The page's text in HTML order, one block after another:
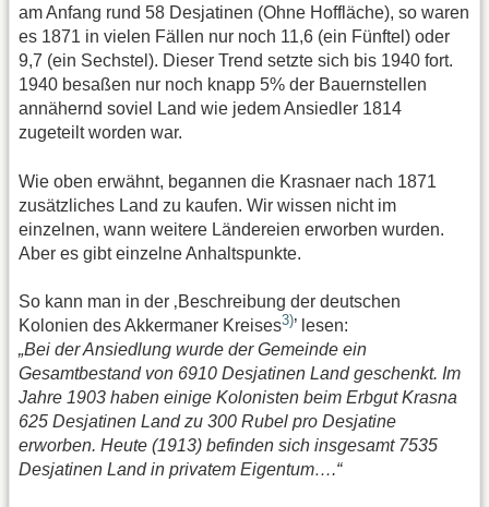
am Anfang rund 58 Desjatinen (Ohne Hoffläche), so waren
es 1871 in vielen Fällen nur noch 11,6 (ein Fünftel) oder
9,7 (ein Sechstel). Dieser Trend setzte sich bis 1940 fort.
1940 besaßen nur noch knapp 5% der Bauernstellen
annähernd soviel Land wie jedem Ansiedler 1814
zugeteilt worden war.
Wie oben erwähnt, begannen die Krasnaer nach 1871
zusätzliches Land zu kaufen. Wir wissen nicht im
einzelnen, wann weitere Ländereien erworben wurden.
Aber es gibt einzelne Anhaltspunkte.
So kann man in der ‚Beschreibung der deutschen
Kolonien des Akkermaner Kreises3)’ lesen:
„Bei der Ansiedlung wurde der Gemeinde ein
Gesamtbestand von 6910 Desjatinen Land geschenkt. Im
Jahre 1903 haben einige Kolonisten beim Erbgut Krasna
625 Desjatinen Land zu 300 Rubel pro Desjatine
erworben. Heute (1913) befinden sich insgesamt 7535
Desjatinen Land in privatem Eigentum….“